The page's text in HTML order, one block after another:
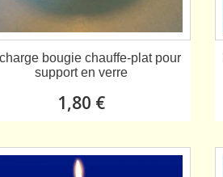
bougie chauffe-plat pour
support en verre
1,80 €